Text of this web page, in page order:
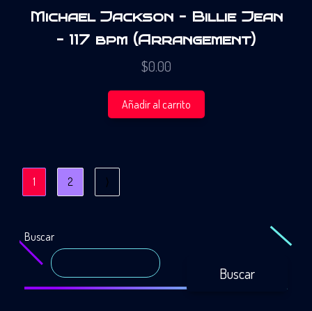
Michael Jackson – Billie Jean
– 117 bpm (Arrangement)
$0.00
Añadir al carrito
1 2 ⟩
Buscar
Buscar